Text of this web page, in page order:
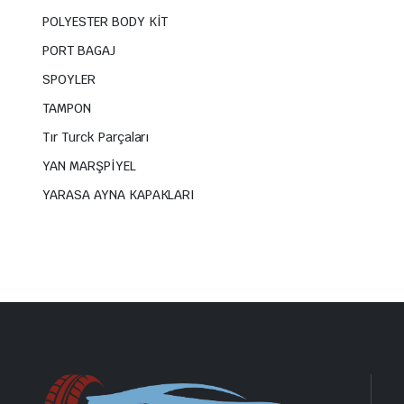
POLYESTER BODY KİT
PORT BAGAJ
SPOYLER
TAMPON
Tır Turck Parçaları
YAN MARŞPİYEL
YARASA AYNA KAPAKLARI